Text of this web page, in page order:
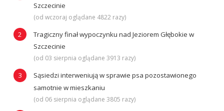
Szczecinie
(od wczoraj oglądane 4822 razy)
Tragiczny finał wypoczynku nad Jeziorem Głębokie w
Szczecinie
(od 03 sierpnia oglądane 3913 razy)
Sąsiedzi interweniują w sprawie psa pozostawionego
samotnie w mieszkaniu
(od 06 sierpnia oglądane 3805 razy)